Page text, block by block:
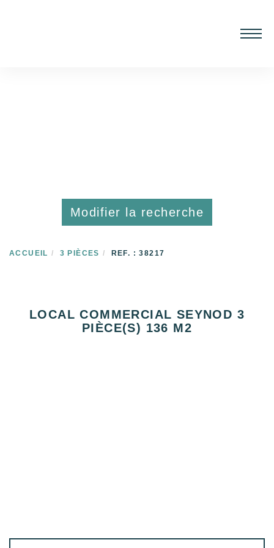
Modifier la recherche
ACCUEIL 3 PIÈCES REF. : 38217
LOCAL COMMERCIAL SEYNOD 3
PIÈCE(S) 136 M2